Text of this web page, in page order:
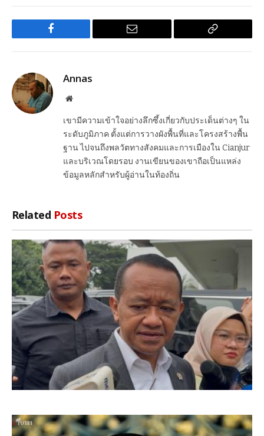
Facebook Email
Copy
Annas
Website
เขามีความเข้าใจอย่างลึกซึ้งเกี่ยวกับประเด็นต่างๆ ใน
ระดับภูมิภาค ตั้งแต่การวางผังพื้นที่และโครงสร้างพื้น
ฐาน ไปจนถึงพลวัตทางสังคมและการเมืองใน Cianjur
และบริเวณโดยรอบ งานเขียนของเขาถือเป็นแหล่ง
ข้อมูลหลักสำหรับผู้อ่านในท้องถิ่น
Related Posts